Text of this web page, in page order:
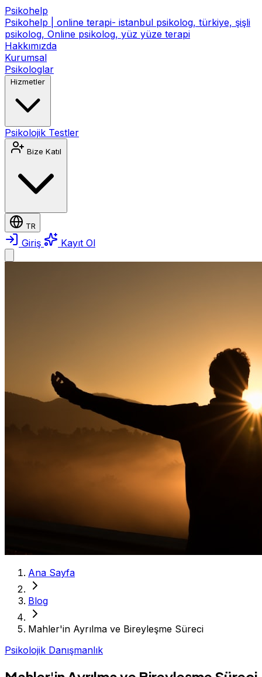
Psikohelp
Psikohelp | online terapi- istanbul psikolog, türkiye, şişli
psikolog, Online psikolog, yüz yüze terapi
Hakkımızda
Kurumsal
Psikologlar
Hizmetler
Psikolojik Testler
Bize Katıl
TR
Giriş Kayıt Ol
Ana Sayfa
Blog
Mahler'in Ayrılma ve Bireyleşme Süreci
Psikolojik Danışmanlık